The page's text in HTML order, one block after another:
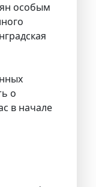
особым
о
в начале